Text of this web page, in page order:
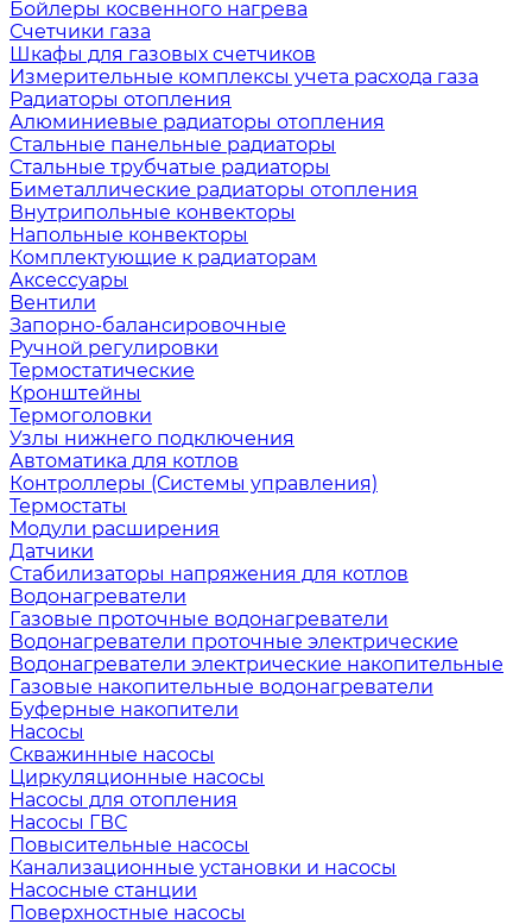
Бойлеры косвенного нагрева
Счетчики газа
Шкафы для газовых счетчиков
Измерительные комплексы учета расхода газа
Радиаторы отопления
Алюминиевые радиаторы отопления
Стальные панельные радиаторы
Стальные трубчатые радиаторы
Биметаллические радиаторы отопления
Внутрипольные конвекторы
Напольные конвекторы
Комплектующие к радиаторам
Аксессуары
Вентили
Запорно-балансировочные
Ручной регулировки
Термостатические
Кронштейны
Термоголовки
Узлы нижнего подключения
Автоматика для котлов
Контроллеры (Системы управления)
Термостаты
Модули расширения
Датчики
Стабилизаторы напряжения для котлов
Водонагреватели
Газовые проточные водонагреватели
Водонагреватели проточные электрические
Водонагреватели электрические накопительные
Газовые накопительные водонагреватели
Буферные накопители
Насосы
Скважинные насосы
Циркуляционные насосы
Насосы для отопления
Насосы ГВС
Повысительные насосы
Канализационные установки и насосы
Насосные станции
Поверхностные насосы